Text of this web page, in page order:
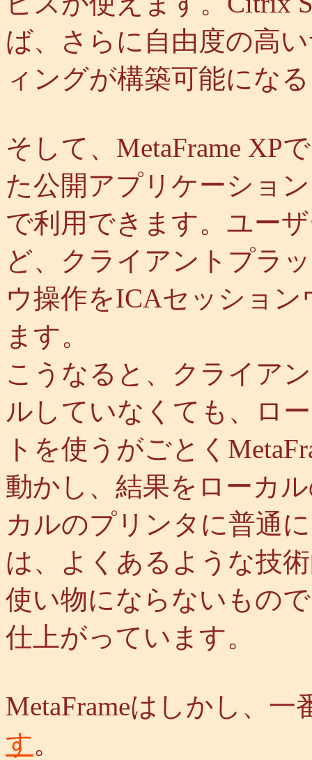
ば、さらに自由度の高
ィングが構築可能にな
そして、MetaFrame XP
た公開アプリケーショ
で利用できます。ユー
ど、クライアントプラ
ウ操作をICAセッショ
ます。
こうなると、クライア
ルしていなくても、ロ
トを使うがごとく
動かし、結果をローカ
カルのプリンタに普通
は、よくあるような技
使い物にならないもの
仕上がっています。
MetaFrameはしかし、一
す。